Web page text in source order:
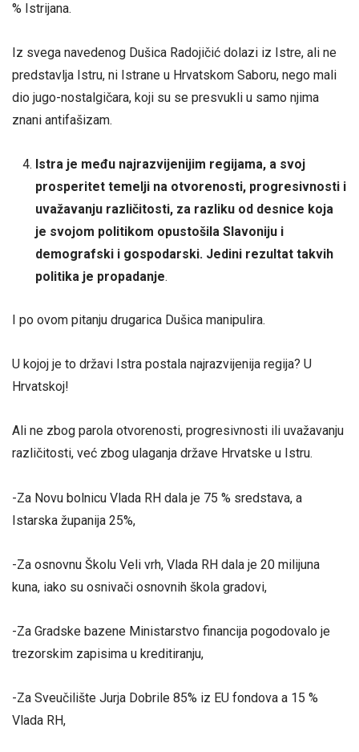
% Istrijana.
Iz svega navedenog Dušica Radojičić dolazi iz Istre, ali ne
predstavlja Istru, ni Istrane u Hrvatskom Saboru, nego mali
dio jugo-nostalgičara, koji su se presvukli u samo njima
znani antifašizam.
Istra je među najrazvijenijim regijama, a svoj
prosperitet temelji na otvorenosti, progresivnosti i
uvažavanju različitosti, za razliku od desnice koja
je svojom politikom opustošila Slavoniju i
demografski i gospodarski. Jedini rezultat takvih
politika je propadanje.
I po ovom pitanju drugarica Dušica manipulira.
U kojoj je to državi Istra postala najrazvijenija regija? U
Hrvatskoj!
Ali ne zbog parola otvorenosti, progresivnosti ili uvažavanju
različitosti, već zbog ulaganja države Hrvatske u Istru.
-Za Novu bolnicu Vlada RH dala je 75 % sredstava, a
Istarska županija 25%,
-Za osnovnu Školu Veli vrh, Vlada RH dala je 20 milijuna
kuna, iako su osnivači osnovnih škola gradovi,
-Za Gradske bazene Ministarstvo financija pogodovalo je
trezorskim zapisima u kreditiranju,
-Za Sveučilište Jurja Dobrile 85% iz EU fondova a 15 %
Vlada RH,